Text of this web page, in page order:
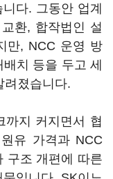
다. 그동안 업계
환, 합작법인 설
만, NCC 운영 방
치 등을 두고 세
려졌습니다.
까지 커지면서 협
유 가격과 NCC
구조 개편에 따른